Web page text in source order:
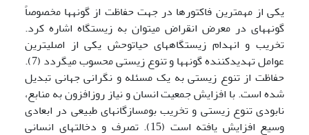
یکی از مهم­ترین فاکتورها در جهت حفاظت از گونه­ها مخصوصاً
گونه­های در معرض انقراض می­توان به زیستگاه اشاره کرد.
تخریب و انهدام زیستگاه­های حیات­وحش یکی از اصلی­ترین
عوامل تهدیدکننده گونه­ها و تنوع زیستی محسوب می­گردد (7).
حفاظت از تنوع زیستی به یک مسئله و نگرانی جهانی تبدیل
شده است. با افزایش جمعیت انسان و نیاز روزافزون به منابع،
نابودی تنوع زیستی و تخریب بوم­سازگان­های طبیعی در ابعادی
وسیع افزایش یافته است (15). تصرف و دخالت­های انسانی